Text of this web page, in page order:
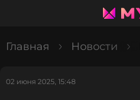
Главная Новости
02 июня 2025, 15:48